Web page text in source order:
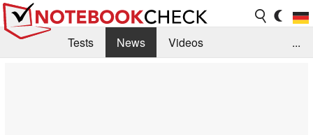
Tests News
Videos
...